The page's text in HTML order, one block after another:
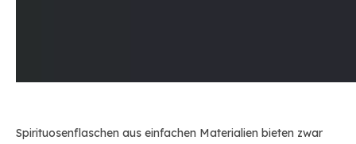
Spirituosenflaschen aus einfachen Materialien bieten zwar